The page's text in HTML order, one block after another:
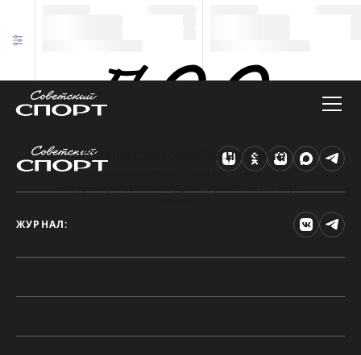
Техническая ошибка на сайте
Произошла ошибка. Чтобы найти нужную
ЖУРНАЛ: